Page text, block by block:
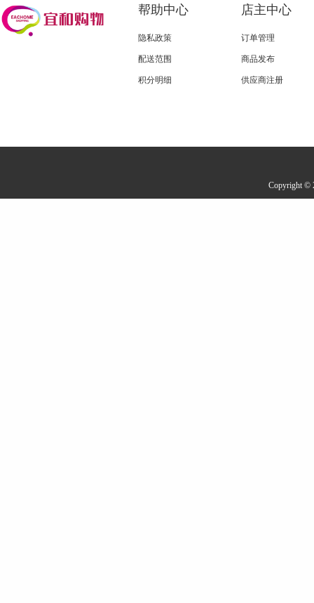
帮助中心
隐私政策
配送范围
积分明细
店主中心
订单管理
商品发布
供应商注册
Copyright ©